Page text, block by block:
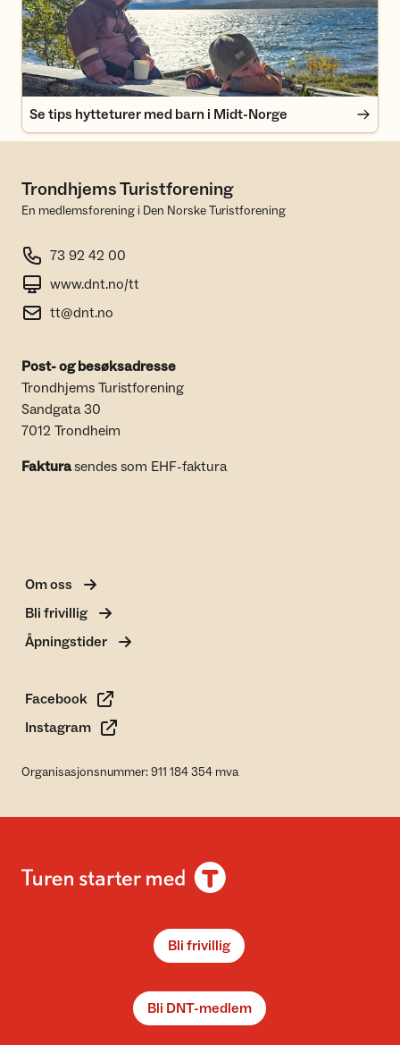
Se tips hytteturer med barn i Midt-Norge
Trondhjems Turistforening
En medlemsforening i Den Norske Turistforening
73 92 42 00
www.dnt.no/tt
tt@dnt.no
Post- og besøksadresse
Trondhjems Turistforening
Sandgata 30
7012 Trondheim
Fakturasendes som EHF-faktura
Om oss
Bli frivillig
Åpningstider
Facebook
Instagram
Organisasjonsnummer: 911 184 354 mva
Bli frivillig
Bli DNT-medlem